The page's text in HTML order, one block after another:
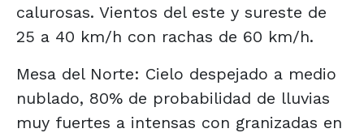
calurosas. Vientos del este y sureste de
25 a 40 km/h con rachas de 60 km/h.
Mesa del Norte: Cielo despejado a medio
nublado, 80% de probabilidad de lluvias
muy fuertes a intensas con granizadas en